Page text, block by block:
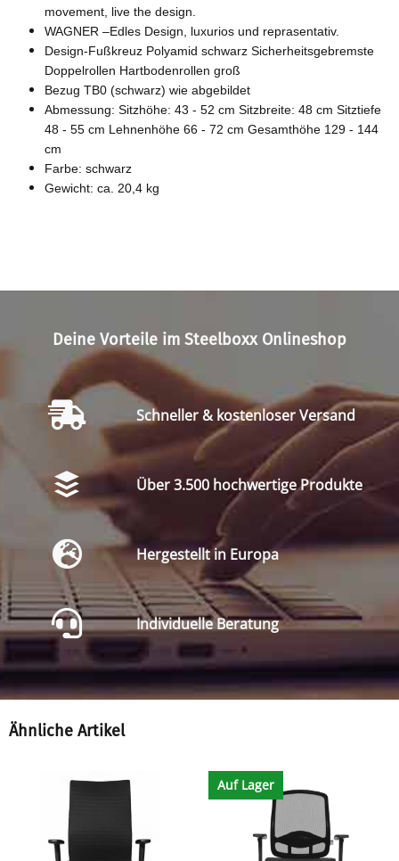
movement, live the design.
WAGNER –Edles Design, luxurios und reprasentativ.
Design-Fußkreuz Polyamid schwarz Sicherheitsgebremste
Doppelrollen Hartbodenrollen groß
Bezug TB0 (schwarz) wie abgebildet
Abmessung: Sitzhöhe: 43 - 52 cm Sitzbreite: 48 cm Sitztiefe
48 - 55 cm Lehnenhöhe 66 - 72 cm Gesamthöhe 129 - 144
cm
Farbe: schwarz
Gewicht: ca. 20,4 kg
Deine Vorteile im Steelboxx Onlineshop
Schneller & kostenloser Versand
Über 3.500 hochwertige Produkte
Hergestellt in Europa
Individuelle Beratung
Ähnliche Artikel
Auf Lager